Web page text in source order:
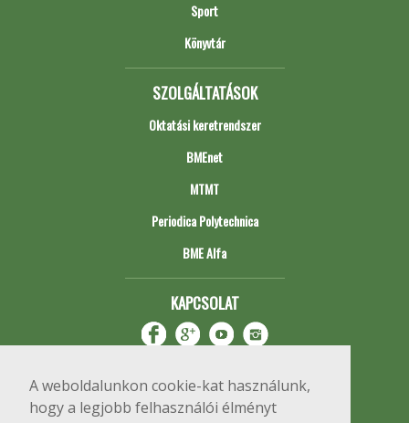
A weboldalunkon cookie-kat használunk,
hogy a legjobb felhasználói élményt
Sport
Könyvtár
SZOLGÁLTATÁSOK
Oktatási keretrendszer
BMEnet
MTMT
Periodica Polytechnica
BME Alfa
KAPCSOLAT